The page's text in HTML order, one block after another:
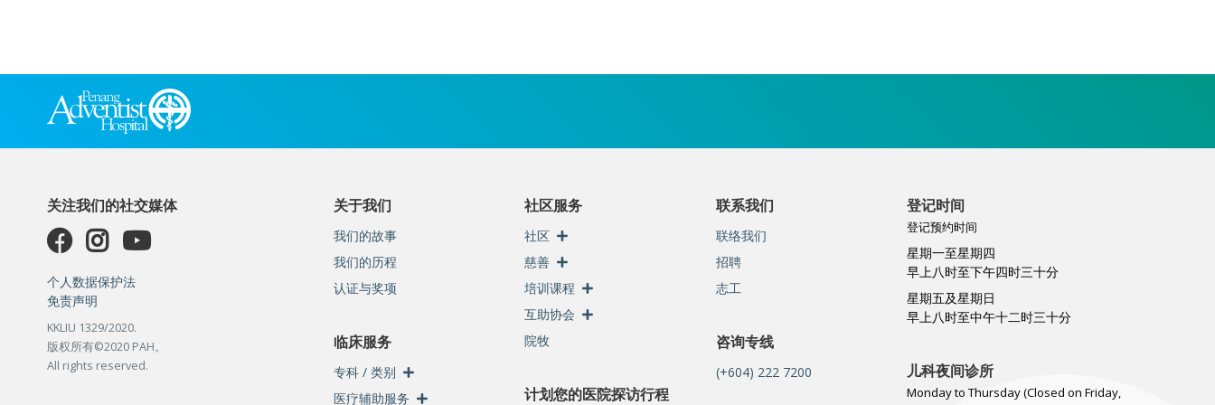
关注我们的社交媒体
个人数据保护法
免责声明
KKLIU 1329/2020.
版权所有©2020 PAH。
All rights reserved.
关于我们
我们的故事
我们的历程
认证与奖项
临床服务
专科 / 类别
医疗辅助服务
社区服务
社区
慈善
培训课程
互助协会
院牧
计划您的医院探访行程
联系我们
联络我们
招聘
志工
咨询专线
(+604) 222 7200
登记时间
登记预约时间
星期一至星期四
早上八时至下午四时三十分
星期五及星期日
早上八时至中午十二时三十分
儿科夜间诊所
Monday to Thursday (Closed on Friday,